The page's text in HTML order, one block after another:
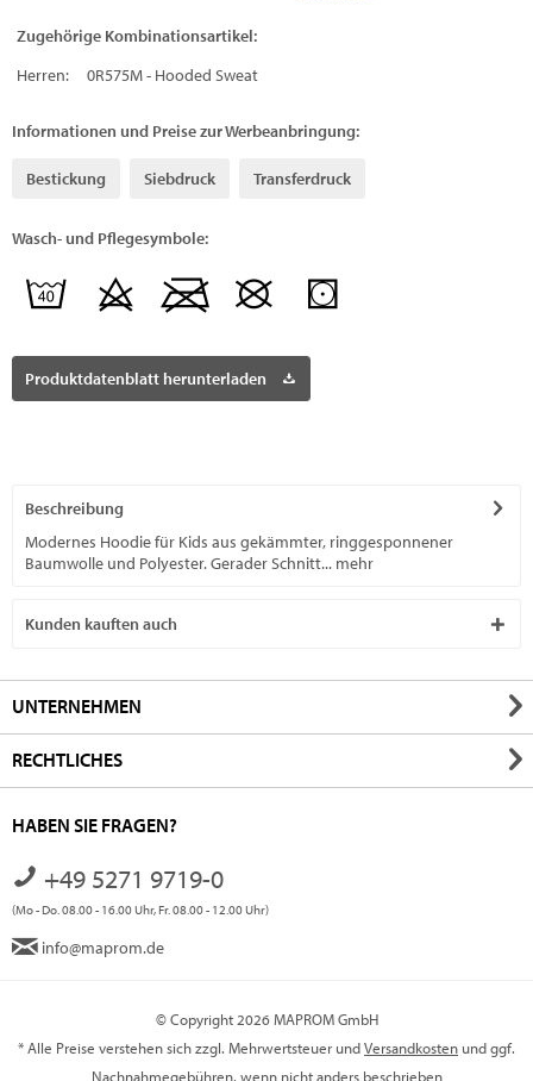
Zugehörige Kombinationsartikel:
Herren:
0R575M - Hooded Sweat
Informationen und Preise zur Werbeanbringung:
Bestickung Siebdruck Transferdruck
Wasch- und Pflegesymbole:
Produktdatenblatt herunterladen
Beschreibung
Modernes Hoodie für Kids aus gekämmter, ringgesponnener
Baumwolle und Polyester. Gerader Schnitt... mehr
Kunden kauften auch
UNTERNEHMEN
RECHTLICHES
HABEN SIE FRAGEN?
+49 5271 9719-0
(Mo - Do. 08.00 - 16.00 Uhr, Fr. 08.00 - 12.00 Uhr)
info@maprom.de
© Copyright 2026 MAPROM GmbH
* Alle Preise verstehen sich zzgl. Mehrwertsteuer undVersandkosten und ggf.
Nachnahmegebühren, wenn nicht anders beschrieben